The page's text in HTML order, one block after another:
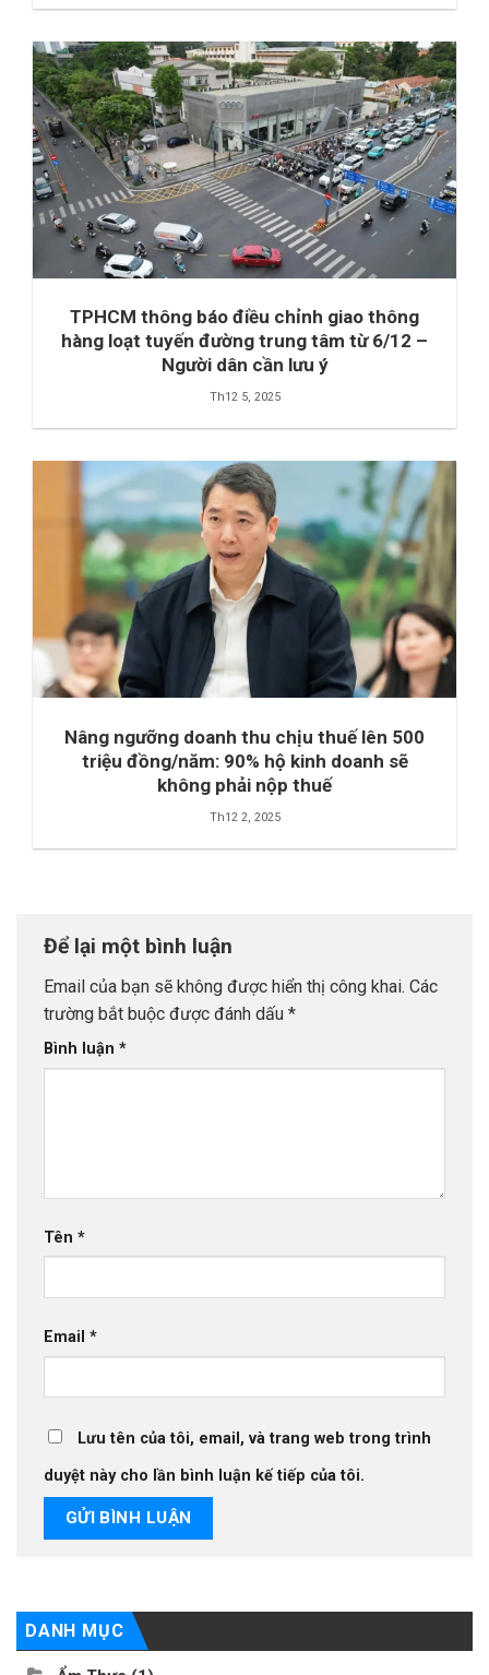
TPHCM thông báo điều chỉnh giao thông
hàng loạt tuyến đường trung tâm từ 6/12 –
Người dân cần lưu ý
Th12 5, 2025
Nâng ngưỡng doanh thu chịu thuế lên 500
triệu đồng/năm: 90% hộ kinh doanh sẽ
không phải nộp thuế
Th12 2, 2025
Để lại một bình luận
Email của bạn sẽ không được hiển thị công khai. Các
trường bắt buộc được đánh dấu *
Bình luận *
Tên *
Email *
Lưu tên của tôi, email, và trang web trong trình
duyệt này cho lần bình luận kế tiếp của tôi.
DANH MỤC